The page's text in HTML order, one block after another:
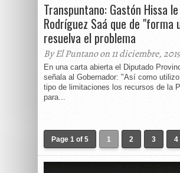
Transpuntano: Gastón Hissa
Rodríguez Saá que de "forma
resuelva el problema
By El Puntano on 11 diciembre, 2019
En una carta abierta el Diputado
señala al Gobernador: "Así como
tipo de limitaciones los recursos de la
para...
Page 1 of 5 1 2 3 4